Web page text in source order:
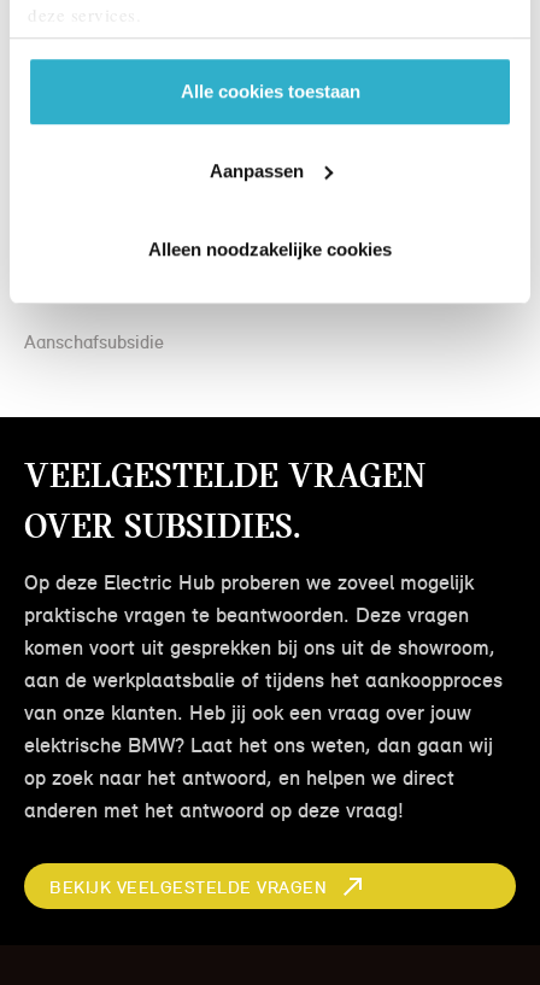
deze services.
Alle cookies toestaan
Aanpassen
Alleen noodzakelijke cookies
Aanschafsubsidie
Veelgestelde vragen
over subsidies.
Op deze Electric Hub proberen we zoveel mogelijk
praktische vragen te beantwoorden. Deze vragen
komen voort uit gesprekken bij ons uit de showroom,
aan de werkplaatsbalie of tijdens het aankoopproces
van onze klanten. Heb jij ook een vraag over jouw
elektrische BMW? Laat het ons weten, dan gaan wij
op zoek naar het antwoord, en helpen we direct
anderen met het antwoord op deze vraag!
BEKIJK VEELGESTELDE VRAGEN